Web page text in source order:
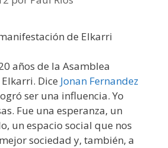
años de la Asamblea
Dice Jonan Fernandez
ser una influencia. Yo
Fue una esperanza, un
un espacio social que nos
sociedad y, también, a